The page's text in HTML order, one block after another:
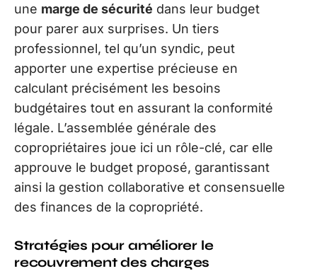
une marge de sécurité dans leur budget
pour parer aux surprises. Un tiers
professionnel, tel qu’un syndic, peut
apporter une expertise précieuse en
calculant précisément les besoins
budgétaires tout en assurant la conformité
légale. L’assemblée générale des
copropriétaires joue ici un rôle-clé, car elle
approuve le budget proposé, garantissant
ainsi la gestion collaborative et consensuelle
des finances de la copropriété.
Stratégies pour améliorer le
recouvrement des charges